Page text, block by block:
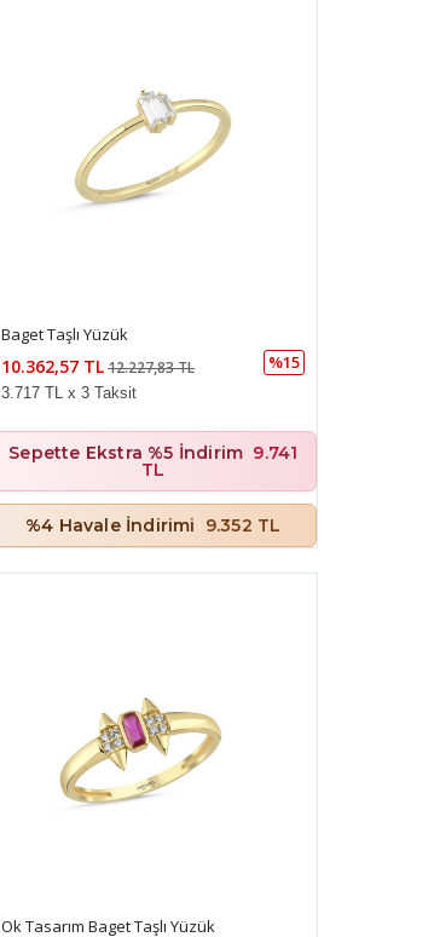
Baget Taşlı Yüzük
10.362,57 TL12.227,83 TL %15
3.717 TL x 3 Taksit
Sepette Ekstra %5 İndirim 9.741
TL
%4 Havale İndirimi 9.352 TL
Ok Tasarım Baget Taşlı Yüzük